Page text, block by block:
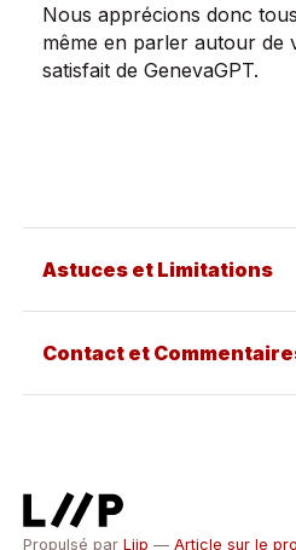
Nous apprécions donc
même en parler autour de
satisfait de GenevaGPT.
Astuces et Limitations
Contact et
Propulsé parLiip —Article sur le